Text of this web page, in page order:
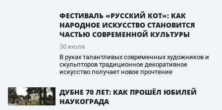
ФЕСТИВАЛЬ «РУССКИЙ КОТ»: КАК
НАРОДНОЕ ИСКУССТВО СТАНОВИТСЯ
ЧАСТЬЮ СОВРЕМЕННОЙ КУЛЬТУРЫ
30 июля
В руках талантливых современных художников и
скульпторов традиционное декоративное
искусство получает новое прочтение
ДУБНЕ 70 ЛЕТ: КАК ПРОШЁЛ ЮБИЛЕЙ
НАУКОГРАДА